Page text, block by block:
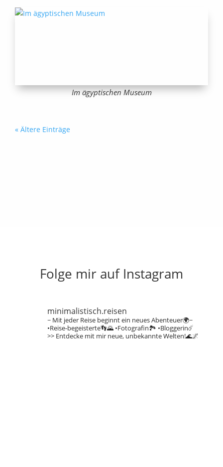
Im ägyptischen Museum
« Ältere Einträge
Folge mir auf Instagram
minimalistisch.reisen
~ Mit jeder Reise beginnt ein neues Abenteuer🌍~
•Reise-begeisterte👣🌄•Fotografin🏞️ •Bloggerin☄️
>> Entdecke mit mir neue, unbekannte Welten!🌊🌌